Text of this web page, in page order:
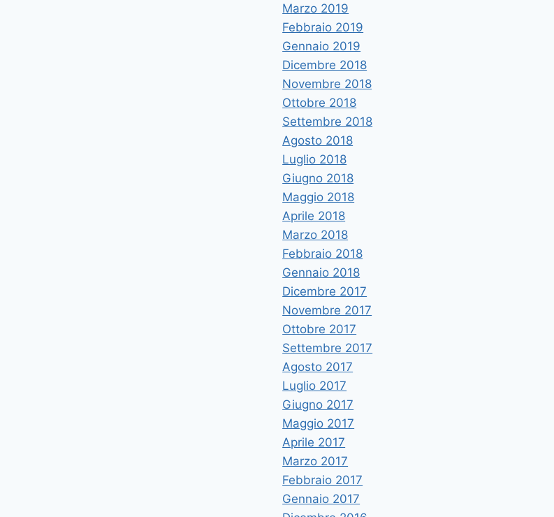
Marzo 2019
Febbraio 2019
Gennaio 2019
Dicembre 2018
Novembre 2018
Ottobre 2018
Settembre 2018
Agosto 2018
Luglio 2018
Giugno 2018
Maggio 2018
Aprile 2018
Marzo 2018
Febbraio 2018
Gennaio 2018
Dicembre 2017
Novembre 2017
Ottobre 2017
Settembre 2017
Agosto 2017
Luglio 2017
Giugno 2017
Maggio 2017
Aprile 2017
Marzo 2017
Febbraio 2017
Gennaio 2017